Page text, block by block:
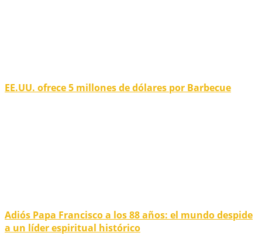
EE.UU. ofrece 5 millones de dólares por Barbecue
Adiós Papa Francisco a los 88 años: el mundo despide
a un líder espiritual histórico